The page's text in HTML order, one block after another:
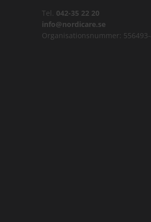
Tel. 042-35 22 20
info@nordicare.se
Organisationsnummer: